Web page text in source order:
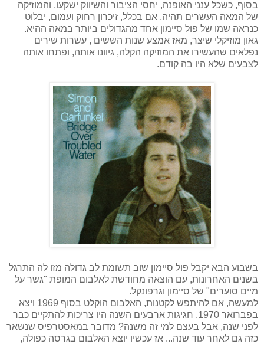
בסוף, כשכל ענני האופנה, יחסי הציבור והשיווק ישקעו, והמוזיקה
של המאה העשרים תהיה, אם בכלל, זיכרון רחוק ועמום, יבלוט
כנראה שמו של פול סיימון אחד מהגדולים ביותר במאה ההיא.
גאון מוזיקלי שיצר, מאז אמצע שנות הששים , עשרות שירים
נפלאים שהעשירו את המוזיקה הקלה, גיוונו אותה, ופתחו אותה
לצבעים שלא היו בה קודם.
בשבוע הבא יקבל פול סיימון שוב תשומת לב גדולה מזו לה התרגל
בשנים האחרונות, עם הוצאה מחודשת לאלבום המופת "גשר על
מיים סוערים" של סיימון וגרפונקל.
למעשה, אם להיתפש לקטנות, האלבום הוקלט בסוף 1969 ויצא
בפברואר 1970. חגיגות ארבעים השנה היו צריכות להתקיים כבר
לפני שנה, אבל בעצם למי זה משנה? מדובר במאסטרפיס שנשאר
כזה גם לאחר עוד שנה... אז עכשיו יוצא האלבום בגרסה כפולה,